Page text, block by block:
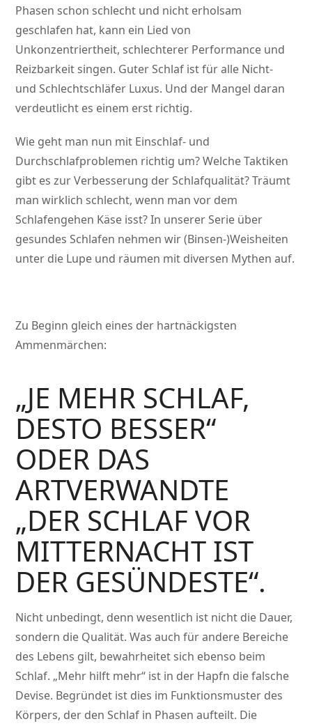
Phasen schon schlecht und nicht erholsam
geschlafen hat, kann ein Lied von
Unkonzentriertheit, schlechterer Performance und
Reizbarkeit singen. Guter Schlaf ist für alle Nicht-
und Schlechtschläfer Luxus. Und der Mangel daran
verdeutlicht es einem erst richtig.
Wie geht man nun mit Einschlaf- und
Durchschlafproblemen richtig um? Welche Taktiken
gibt es zur Verbesserung der Schlafqualität? Träumt
man wirklich schlecht, wenn man vor dem
Schlafengehen Käse isst? In unserer Serie über
gesundes Schlafen nehmen wir (Binsen-)Weisheiten
unter die Lupe und räumen mit diversen Mythen auf.
Zu Beginn gleich eines der hartnäckigsten
Ammenmärchen:
„JE MEHR SCHLAF,
DESTO BESSER“
ODER DAS
ARTVERWANDTE
„DER SCHLAF VOR
MITTERNACHT IST
DER GESÜNDESTE“.
Nicht unbedingt, denn wesentlich ist nicht die Dauer,
sondern die Qualität. Was auch für andere Bereiche
des Lebens gilt, bewahrheitet sich ebenso beim
Schlaf. „Mehr hilft mehr“ ist in der Hapfn die falsche
Devise. Begründet ist dies im Funktionsmuster des
Körpers, der den Schlaf in Phasen aufteilt. Die